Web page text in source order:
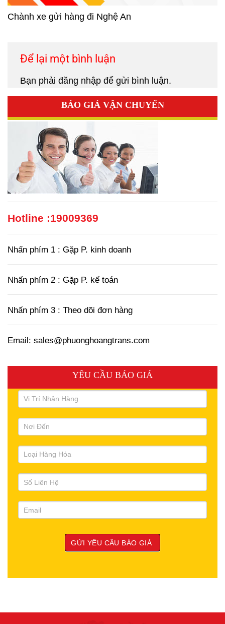
Chành xe gửi hàng đi Nghệ An
Để lại một bình luận
Bạn phải đăng nhập để gửi bình luận.
BÁO GIÁ VẬN CHUYỂN
Hotline :19009369
Nhấn phím 1 : Gặp P. kinh doanh
Nhấn phím 2 : Gặp P. kế toán
Nhấn phím 3 : Theo dõi đơn hàng
Email: sales@phuonghoangtrans.com
YÊU CẦU BÁO GIÁ